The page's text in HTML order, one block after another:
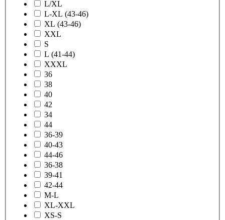
L/XL
L-XL (43-46)
XL (43-46)
XXL
S
L (41-44)
XXXL
36
38
40
42
34
44
36-39
40-43
44-46
36-38
39-41
42-44
M-L
XL-XXL
XS-S